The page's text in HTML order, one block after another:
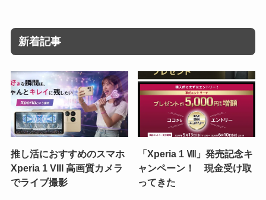
新着記事
推し活におすすめのスマホ
Xperia 1 VIII 高画質カメラ
でライブ撮影
「Xperia 1 Ⅷ」発売記念キ
ャンペーン！ 現金受け取
ってきた